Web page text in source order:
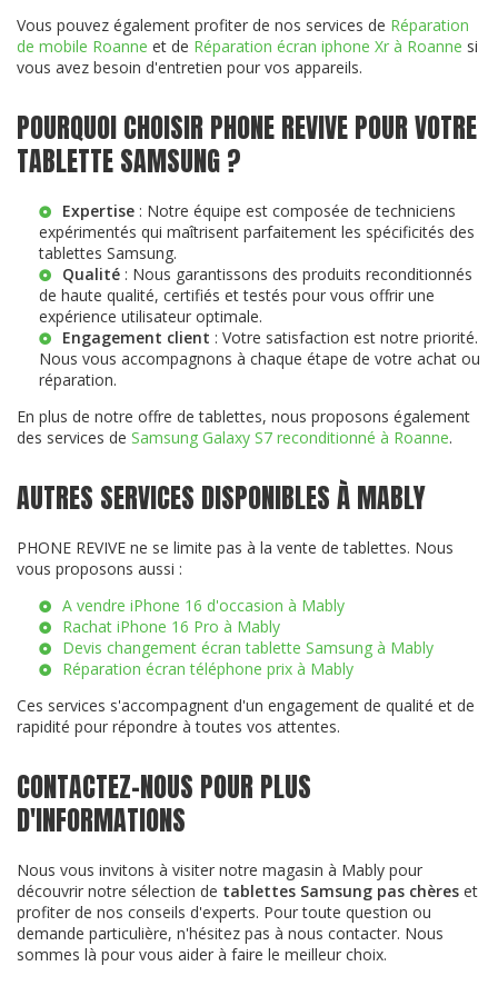
Vous pouvez également profiter de nos services de Réparation
de mobile Roanne et de Réparation écran iphone Xr à Roanne si
vous avez besoin d'entretien pour vos appareils.
POURQUOI CHOISIR PHONE REVIVE POUR VOTRE
TABLETTE SAMSUNG ?
Expertise : Notre équipe est composée de techniciens
expérimentés qui maîtrisent parfaitement les spécificités des
tablettes Samsung.
Qualité : Nous garantissons des produits reconditionnés
de haute qualité, certifiés et testés pour vous offrir une
expérience utilisateur optimale.
Engagement client : Votre satisfaction est notre priorité.
Nous vous accompagnons à chaque étape de votre achat ou
réparation.
En plus de notre offre de tablettes, nous proposons également
des services de Samsung Galaxy S7 reconditionné à Roanne.
AUTRES SERVICES DISPONIBLES À MABLY
PHONE REVIVE ne se limite pas à la vente de tablettes. Nous
vous proposons aussi :
A vendre iPhone 16 d'occasion à Mably
Rachat iPhone 16 Pro à Mably
Devis changement écran tablette Samsung à Mably
Réparation écran téléphone prix à Mably
Ces services s'accompagnent d'un engagement de qualité et de
rapidité pour répondre à toutes vos attentes.
CONTACTEZ-NOUS POUR PLUS
D'INFORMATIONS
Nous vous invitons à visiter notre magasin à Mably pour
découvrir notre sélection de tablettes Samsung pas chères et
profiter de nos conseils d'experts. Pour toute question ou
demande particulière, n'hésitez pas à nous contacter. Nous
sommes là pour vous aider à faire le meilleur choix.